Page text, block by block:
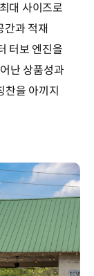
대 사이즈로
과 적재
터보 엔진을
난 상품성과
을 아끼지